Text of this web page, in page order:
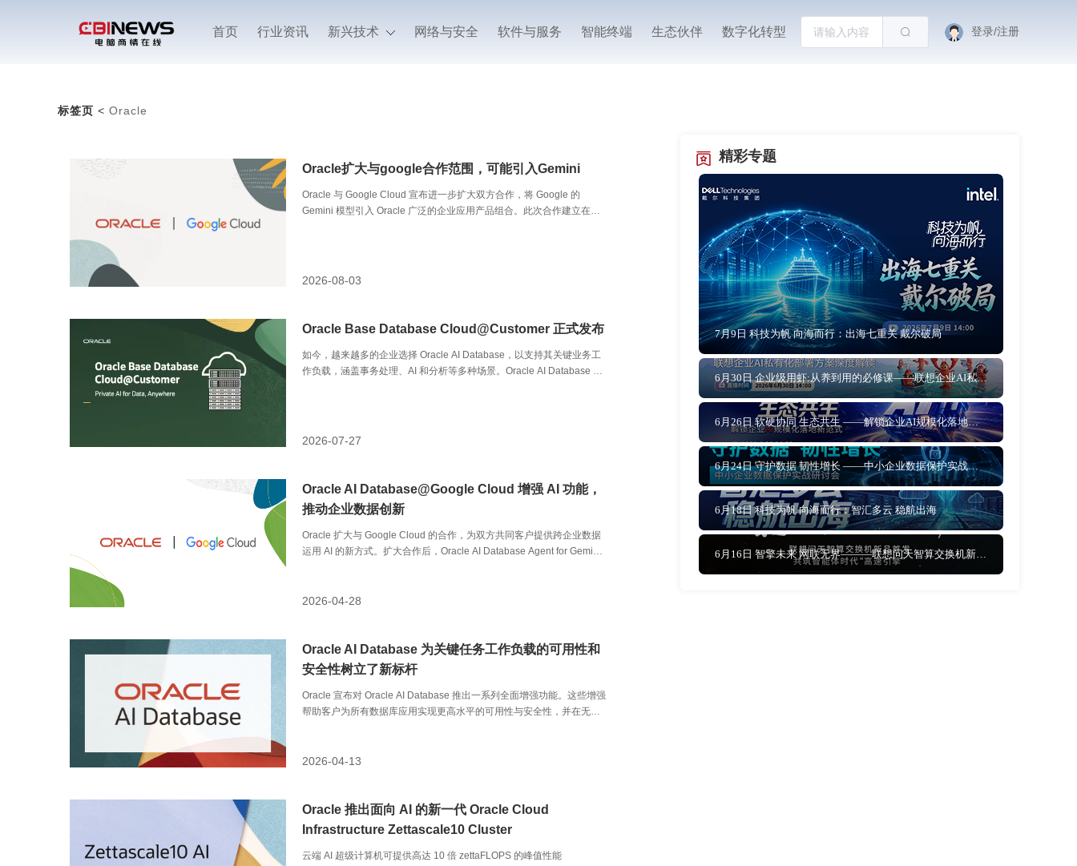
首页 行业资讯 新兴技术 网络与安全 软件与服务 智能终端 生态伙伴 数字化转型 登录/注册
标签页 < Oracle
Oracle扩大与google合作范围，可能引入Gemini
Oracle 与 Google Cloud 宣布进一步扩大双方合作，将 Google 的
Gemini 模型引入 Oracle 广泛的企业应用产品组合。此次合作建立在客
开发平台，使企业能够利用可复用的 Oracle、合作伙伴及第三方智能
场景中使用 Gemini 模型。
2026-08-03
Oracle Base Database Cloud@Customer 正式发布
如今，越来越多的企业选择 Oracle AI Database，以支持其关键业务工
作负载，涵盖事务处理、AI 和分析等多种场景。Oracle AI Database 将
（TCO），并减少维护工作。
2026-07-27
Oracle AI Database@Google Cloud 增强 AI 功能，
推动企业数据创新
Oracle 扩大与 Google Cloud 的合作，为双方共同客户提供跨企业数据
运用 AI 的新方式。扩大合作后，Oracle AI Database Agent for Gemini
Database@Google Cloud 现已推出新功能，并随着 Worldline 等全球
2026-04-28
Oracle AI Database 为关键任务工作负载的可用性和
安全性树立了新标杆
Oracle 宣布对 Oracle AI Database 推出一系列全面增强功能。这些增强
帮助客户为所有数据库应用实现更高水平的可用性与安全性，并在无需
2026-04-13
Oracle 推出面向 AI 的新一代 Oracle Cloud
Infrastructure Zettascale10 Cluster
云端 AI 超级计算机可提供高达 10 倍 zettaFLOPS 的峰值性能
精彩专题
7月9日 科技为帆 向海而行：出海七重关 戴尔破局
6月30日 企业级用虾:从养到用的必修课——联想企业AI私有化部署方案深度解读
6月26日 软硬协同 生态共生 ——解锁企业AI规模化落地新范式
6月24日 守护数据 韧性增长 ——中小企业数据保护实战研讨会
6月18日 科技为帆 向海而行：智汇多云 稳航出海
6月16日 智擎未来 网联无界———联想问天智算交换机新品首发，共筑智能体时代“高速引擎”